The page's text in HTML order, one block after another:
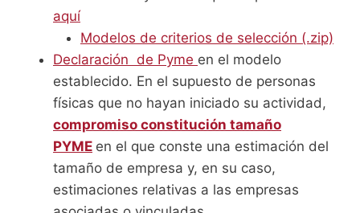
aquí
Modelos de criterios de selección (.zip)
Declaración de Pyme en el modelo
establecido. En el supuesto de personas
físicas que no hayan iniciado su actividad,
compromiso constitución tamaño
PYME en el que conste una estimación del
tamaño de empresa y, en su caso,
estimaciones relativas a las empresas